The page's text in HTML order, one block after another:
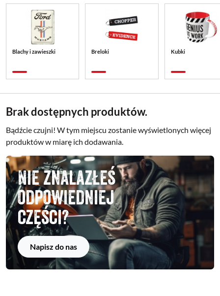
Blachy i zawieszki Breloki Kubki
Brak dostępnych produktów.
Bądźcie czujni! W tym miejscu zostanie wyświetlonych więcej
produktów w miarę ich dodawania.
Nie znalazłeś
odpowiedniej
części?
Napisz do nas